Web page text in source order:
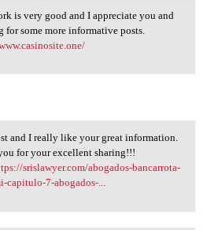
is very good and I
is very good and I appreciate you and
for some more informative posts.
and I really like
and I really like your great information.
for your excellent sharing!!!
srislawyer.com/abogados-bancarrota-
capitulo-7-abogados-...